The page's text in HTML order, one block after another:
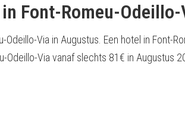
Font-Romeu-Odeillo-
Odeillo-Via in Augustus. Een hotel in
Odeillo-Via vanaf slechts 81€ in